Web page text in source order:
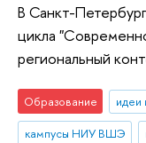
В Санкт-
цикла
региональный
Образование идеи
кампусы НИУ ВШЭ